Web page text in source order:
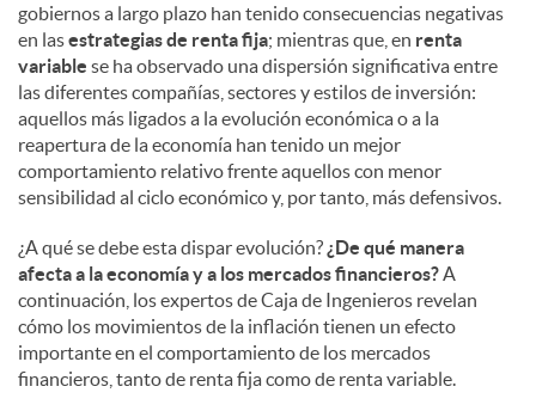
gobiernos a largo plazo han tenido consecuencias negativas
en lasestrategias de renta fija; mientras que, en renta
variable se ha observado una dispersión significativa entre
las diferentes compañías, sectores y estilos de inversión:
aquellos más ligados a la evolución económica o a la
reapertura de la economía han tenido un mejor
comportamiento relativo frente aquellos con menor
sensibilidad al ciclo económico y, por tanto, más defensivos.
¿A qué se debe esta dispar evolución?¿De qué manera
afecta a la economía y a los mercados financieros?A
continuación, los expertos de Caja de Ingenieros revelan
cómo los movimientos de la inflación tienen un efecto
importante en el comportamiento de los mercados
financieros, tanto de renta fija como de renta variable.